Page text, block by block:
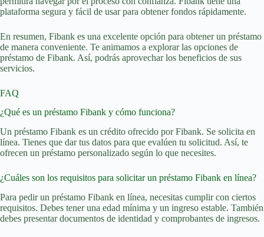
plataforma segura y fácil de usar para obtener fondos rápidamente.
En resumen, Fibank es una excelente opción para obtener un préstamo
de manera conveniente. Te animamos a explorar las opciones de
préstamo de Fibank. Así, podrás aprovechar los beneficios de sus
servicios.
FAQ
¿Qué es un préstamo Fibank y cómo funciona?
Un préstamo Fibank es un crédito ofrecido por Fibank. Se solicita en
línea. Tienes que dar tus datos para que evalúen tu solicitud. Así, te
ofrecen un préstamo personalizado según lo que necesites.
¿Cuáles son los requisitos para solicitar un préstamo Fibank en línea?
Para pedir un préstamo Fibank en línea, necesitas cumplir con ciertos
requisitos. Debes tener una edad mínima y un ingreso estable. También
debes presentar documentos de identidad y comprobantes de ingresos.